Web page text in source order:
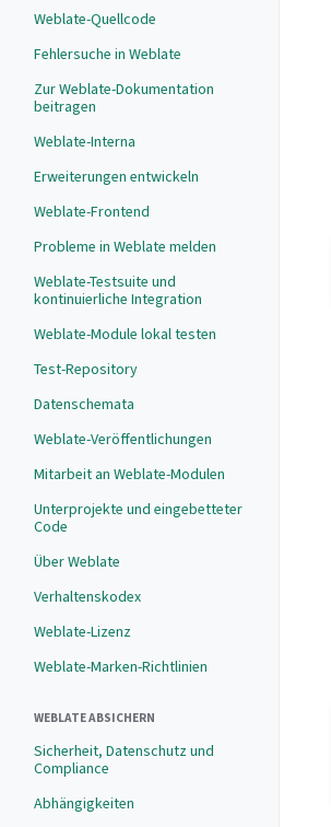
Weblate-Quellcode
Fehlersuche in Weblate
Zur Weblate-Dokumentation
beitragen
Weblate-Interna
Erweiterungen entwickeln
Weblate-Frontend
Probleme in Weblate melden
Weblate-Testsuite und
kontinuierliche Integration
Weblate-Module lokal testen
Test-Repository
Datenschemata
Weblate-Veröffentlichungen
Mitarbeit an Weblate-Modulen
Unterprojekte und eingebetteter
Code
Über Weblate
Verhaltenskodex
Weblate-Lizenz
Weblate-Marken-Richtlinien
WEBLATE ABSICHERN
Sicherheit, Datenschutz und
Compliance
Abhängigkeiten